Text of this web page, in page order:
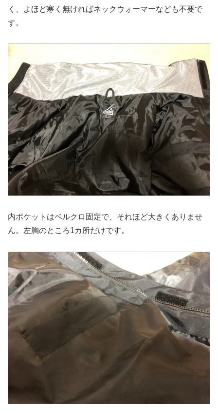
く、よほど寒く無ければネックウォーマーなども不要で
す。
内ポケットはベルクロ固定で、それほど大きくありませ
ん。左胸のところ1カ所だけです。